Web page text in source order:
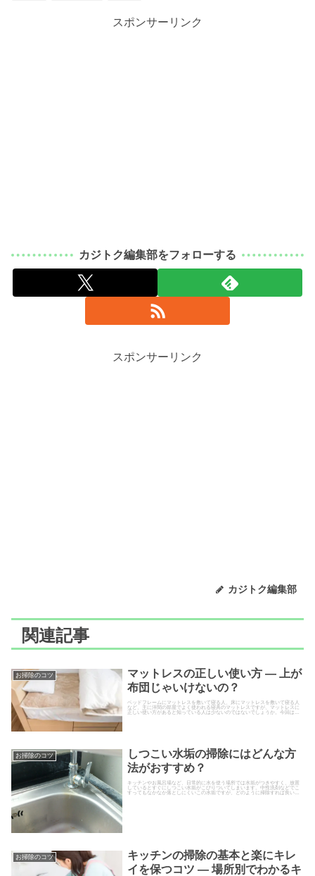
スポンサーリンク
カジトク編集部をフォローする
スポンサーリンク
カジトク編集部
関連記事
お掃除のコツ
マットレスの正しい使い方 ― 上が
布団じゃいけないの？
ベッドフレームにマットレスを敷いて寝る人、床にマットレスを敷いて寝る人
など、主に洋間の部屋でよく使われる寝具のマットレスですが、マットレスに
正しい使い方があると知っている人は少ないのではないでしょうか。今回は、
お掃除のコツ
しつこい水垢の掃除にはどんな方
法がおすすめ？
キッチンやお風呂場など、日常的に水を使う場所では水垢がつきやすく、放置
しているとすぐにしつこい水垢がこびりついてしまいます。中性洗剤などでこ
すってもなかなか落としにくいこの水垢ですが、どのように掃除すれば良いの
でしょうか。今回は、しつこい水...
お掃除のコツ
キッチンの掃除の基本と楽にキレ
イを保つコツ ― 場所別でわかるキ